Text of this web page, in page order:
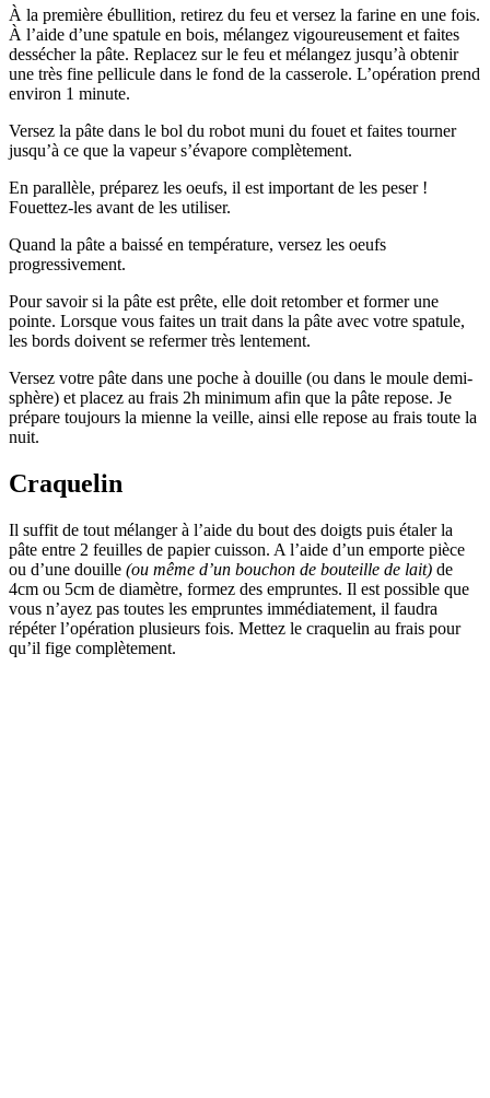
À la première ébullition, retirez du feu et versez la farine en une fois.
À l’aide d’une spatule en bois, mélangez vigoureusement et faites
dessécher la pâte. Replacez sur le feu et mélangez jusqu’à obtenir
une très fine pellicule dans le fond de la casserole. L’opération prend
environ 1 minute.
Versez la pâte dans le bol du robot muni du fouet et faites tourner
jusqu’à ce que la vapeur s’évapore complètement.
En parallèle, préparez les oeufs, il est important de les peser !
Fouettez-les avant de les utiliser.
Quand la pâte a baissé en température, versez les oeufs
progressivement.
Pour savoir si la pâte est prête, elle doit retomber et former une
pointe. Lorsque vous faites un trait dans la pâte avec votre spatule,
les bords doivent se refermer très lentement.
Versez votre pâte dans une poche à douille (ou dans le moule demi-
sphère) et placez au frais 2h minimum afin que la pâte repose. Je
prépare toujours la mienne la veille, ainsi elle repose au frais toute la
nuit.
Craquelin
Il suffit de tout mélanger à l’aide du bout des doigts puis étaler la
pâte entre 2 feuilles de papier cuisson. A l’aide d’un emporte pièce
ou d’une douille (ou même d’un bouchon de bouteille de lait) de
4cm ou 5cm de diamètre, formez des empruntes. Il est possible que
vous n’ayez pas toutes les empruntes immédiatement, il faudra
répéter l’opération plusieurs fois. Mettez le craquelin au frais pour
qu’il fige complètement.